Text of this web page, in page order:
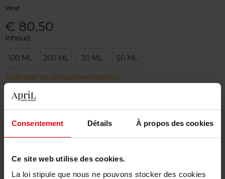
Consentement Détails À propos des cookies
Ce site web utilise des cookies.
La loi stipule que nous ne pouvons stocker des cookies
Vanaf
€ 80,50
Inhoud
100 ML 200 ML 30 ML 50 ML
Selecteer de productkenmerken.
Bestel nu!
Gratis levering bij aankoop van min. 55€
Gratis retour in je winkelpunt
Gratis verpakking